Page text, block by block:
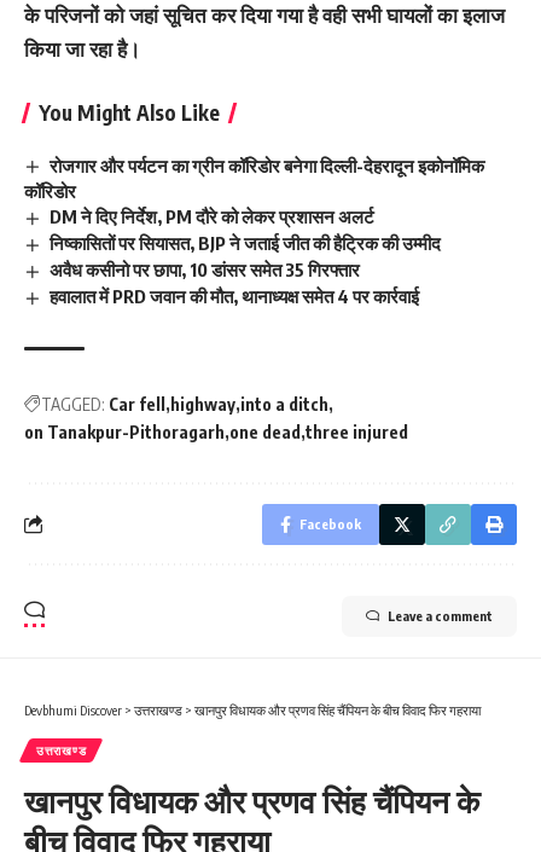
के परिजनों को जहां सूचित कर दिया गया है वही सभी घायलों का इलाज
किया जा रहा है।
You Might Also Like
रोजगार और पर्यटन का ग्रीन कॉरिडोर बनेगा दिल्ली-देहरादून इकोनॉमिक
कॉरिडोर
DM ने दिए निर्देश, PM दौरे को लेकर प्रशासन अलर्ट
निष्कासितों पर सियासत, BJP ने जताई जीत की हैट्रिक की उम्मीद
अवैध कसीनो पर छापा, 10 डांसर समेत 35 गिरफ्तार
हवालात में PRD जवान की मौत, थानाध्यक्ष समेत 4 पर कार्रवाई
TAGGED: Car fell highway into a ditch
on Tanakpur-Pithoragarh one dead three injured
Facebook
Leave a comment
Devbhumi Discover > उत्तराखण्ड > खानपुर विधायक और प्रणव सिंह चैंपियन के बीच विवाद फिर गहराया
उत्तराखण्ड
खानपुर विधायक और प्रणव सिंह चैंपियन के
बीच विवाद फिर गहराया